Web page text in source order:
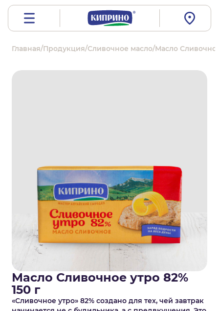
Главная/Продукция/Сливочное масло/Масло
Масло Сливочное утро 82%
150 г
«Сливочное утро» 82% создано для тех, чей завтрак